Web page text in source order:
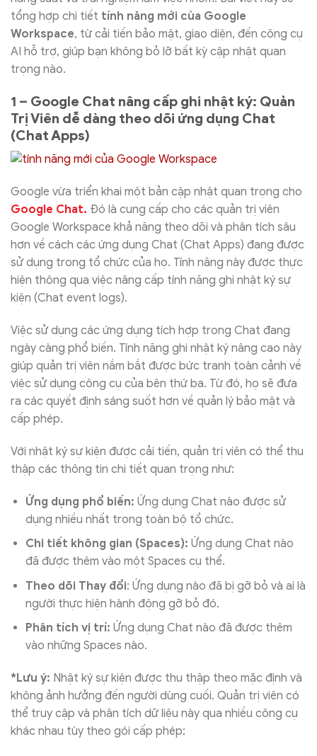
tổng hợp chi tiết tính năng mới của Google
Workspace, từ cải tiến bảo mật, giao diện, đến công cụ
AI hỗ trợ, giúp bạn không bỏ lỡ bất kỳ cập nhật quan
trọng nào.
1 – Google Chat nâng cấp ghi nhật ký: Quản
Trị Viên dễ dàng theo dõi ứng dụng Chat
(Chat Apps)
Google vừa triển khai một bản cập nhật quan trọng cho
Google Chat. Đó là cung cấp cho các quản trị viên
Google Workspace khả năng theo dõi và phân tích sâu
hơn về cách các ứng dụng Chat (Chat Apps) đang được
sử dụng trong tổ chức của họ. Tính năng này được thực
hiện thông qua việc nâng cấp tính năng ghi nhật ký sự
kiện (Chat event logs).
Việc sử dụng các ứng dụng tích hợp trong Chat đang
ngày càng phổ biến. Tính năng ghi nhật ký nâng cao này
giúp quản trị viên nắm bắt được bức tranh toàn cảnh về
việc sử dụng công cụ của bên thứ ba. Từ đó, họ sẽ đưa
ra các quyết định sáng suốt hơn về quản lý bảo mật và
cấp phép.
Với nhật ký sự kiện được cải tiến, quản trị viên có thể thu
thập các thông tin chi tiết quan trọng như:
Ứng dụng phổ biến: Ứng dụng Chat nào được sử
dụng nhiều nhất trong toàn bộ tổ chức.
Chi tiết không gian (Spaces): Ứng dụng Chat nào
đã được thêm vào một Spaces cụ thể.
Theo dõi Thay đổi: Ứng dụng nào đã bị gỡ bỏ và ai là
người thực hiện hành động gỡ bỏ đó.
Phân tích vị trí: Ứng dụng Chat nào đã được thêm
vào những Spaces nào.
*Lưu ý: Nhật ký sự kiện được thu thập theo mặc định và
không ảnh hưởng đến người dùng cuối. Quản trị viên có
thể truy cập và phân tích dữ liệu này qua nhiều công cụ
khác nhau tùy theo gói cấp phép: